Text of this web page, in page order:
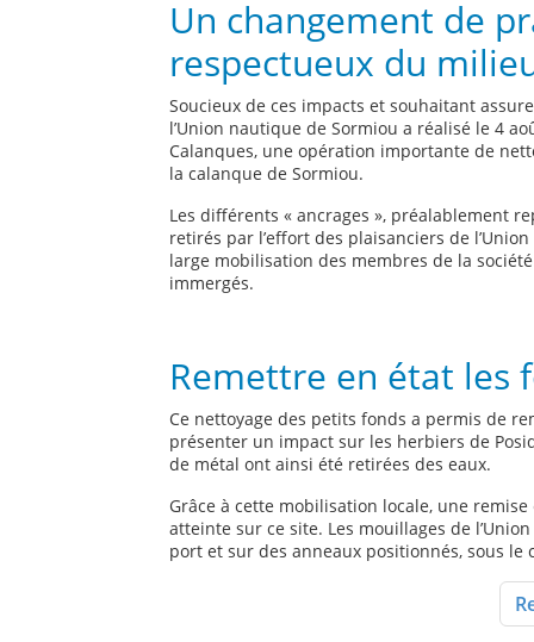
Un changement de
respectueux du
Soucieux de ces impacts et souhaitant
l’Union nautique de Sormiou a réalisé le 4
Calanques, une opération importante de
la calanque de Sormiou.
Les différents « ancrages », préalablement
retirés par l’effort des plaisanciers de
large mobilisation des membres de la
immergés.
Remettre en état les
Ce nettoyage des petits fonds a permis de
présenter un impact sur les herbiers de
de métal ont ainsi été retirées des eaux.
Grâce à cette mobilisation locale, une
atteinte sur ce site. Les mouillages de
port et sur des anneaux positionnés, sous le